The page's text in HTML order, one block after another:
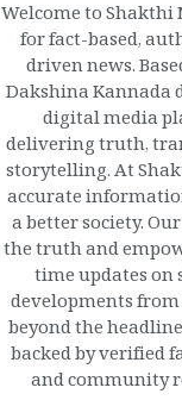
Welcome to Shakthi
for fact-based,
driven news.
Dakshina Kannada
digital media
delivering truth,
storytelling. At
accurate
a better society.
the truth and
time updates on
developments
beyond the
backed by verified
and community